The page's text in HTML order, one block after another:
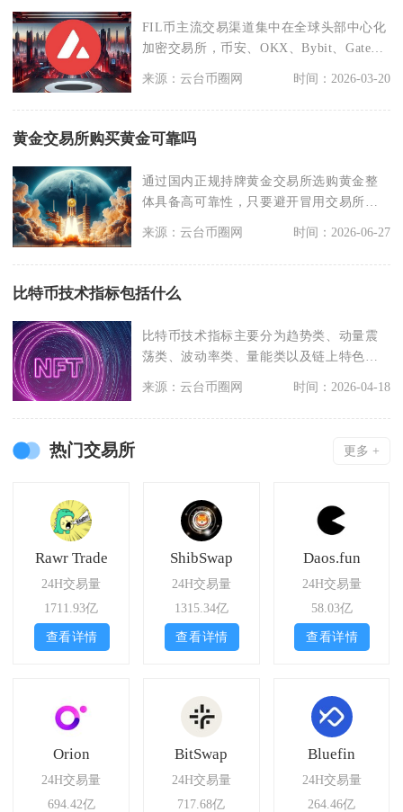
FIL币主流交易渠道集中在全球头部中心化
加密交易所，币安、OKX、Bybit、Gate、
来源：云台币圈网 时间：2026-03-20
黄金交易所购买黄金可靠吗
通过国内正规持牌黄金交易所选购黄金整
体具备高可靠性，只要避开冒用交易所名
号的虚假平台，无论
来源：云台币圈网 时间：2026-06-27
比特币技术指标包括什么
比特币技术指标主要分为趋势类、动量震
荡类、波动率类、量能类以及链上特色指
来源：云台币圈网 时间：2026-04-18
热门交易所 更多 +
Rawr Trade
24H交易量
1711.93亿
查看详情
ShibSwap
24H交易量
1315.34亿
查看详情
Daos.fun
24H交易量
58.03亿
查看详情
Orion
24H交易量
694.42亿
BitSwap
24H交易量
717.68亿
Bluefin
24H交易量
264.46亿